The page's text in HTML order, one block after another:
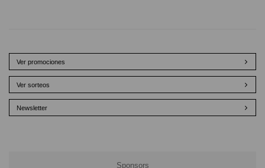
Ver promociones
Ver sorteos
Newsletter